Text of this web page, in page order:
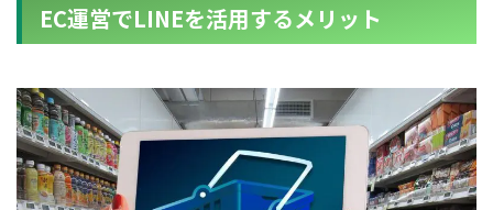
EC運営でLINEを活用するメリット